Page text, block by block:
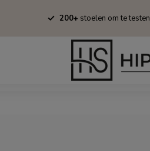
200+ stoelen om te testen
Barkrukken Fauteuils